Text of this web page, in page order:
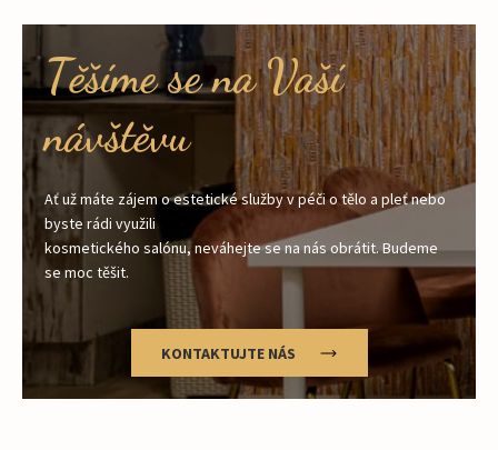
Těšíme se na Vaší
návštěvu
Ať už máte zájem o estetické služby v péči o tělo a pleť nebo
byste rádi využili
kosmetického salónu, neváhejte se na nás obrátit. Budeme
se moc těšit.
KONTAKTUJTE NÁS